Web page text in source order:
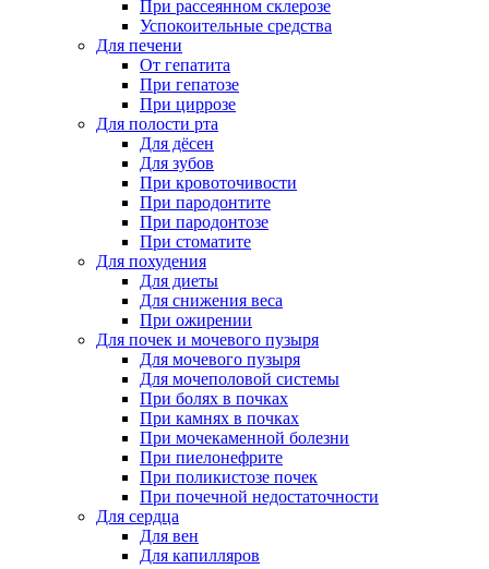
При рассеянном склерозе
Успокоительные средства
Для печени
От гепатита
При гепатозе
При циррозе
Для полости рта
Для дёсен
Для зубов
При кровоточивости
При пародонтите
При пародонтозе
При стоматите
Для похудения
Для диеты
Для снижения веса
При ожирении
Для почек и мочевого пузыря
Для мочевого пузыря
Для мочеполовой системы
При болях в почках
При камнях в почках
При мочекаменной болезни
При пиелонефрите
При поликистозе почек
При почечной недостаточности
Для сердца
Для вен
Для капилляров